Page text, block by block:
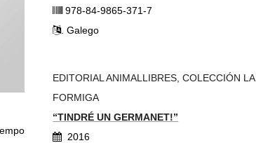
978-84-9865-371-7
.Galego
EDITORIAL ANIMALLIBRES, COLECCIÓN LA
FORMIGA
“TINDRÉ UN GERMANET!”
2016